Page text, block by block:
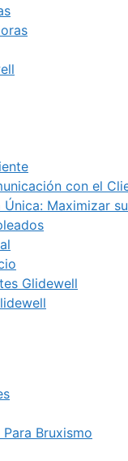
con el
Maximizar
Glidewell
Bruxismo